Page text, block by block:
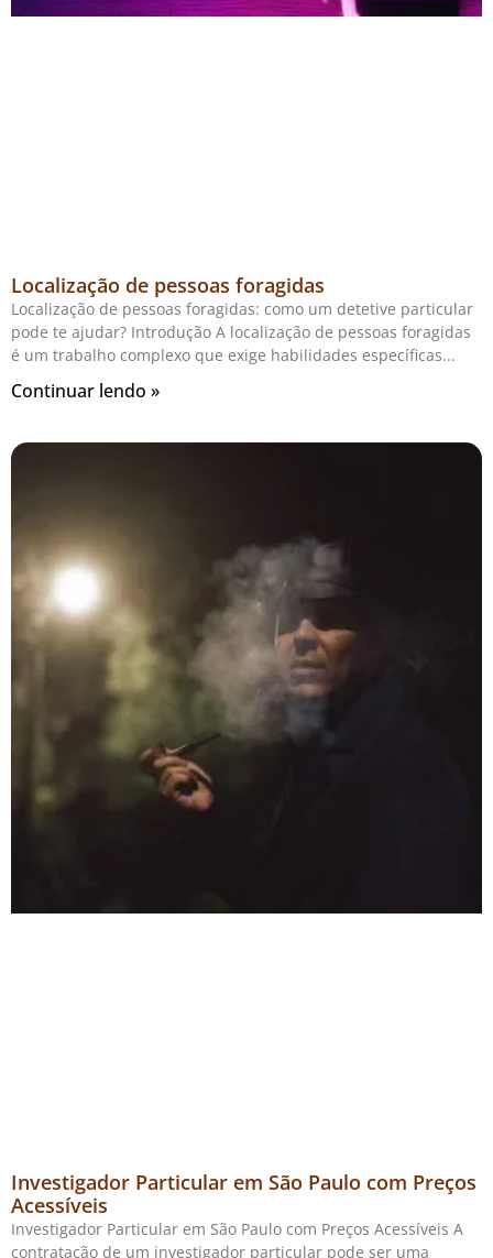
Localização de pessoas foragidas
Localização de pessoas foragidas: como um detetive particular
pode te ajudar? Introdução A localização de pessoas foragidas
é um trabalho complexo que exige habilidades específicas
Continuar lendo »
Investigador Particular em São Paulo com Preços
Acessíveis
Investigador Particular em São Paulo com Preços Acessíveis A
contratação de um investigador particular pode ser uma